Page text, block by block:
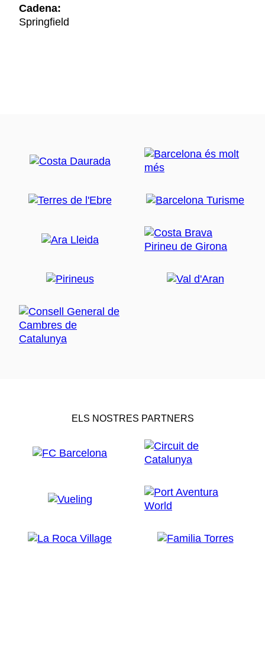
Cadena:
Springfield
ELS NOSTRES PARTNERS